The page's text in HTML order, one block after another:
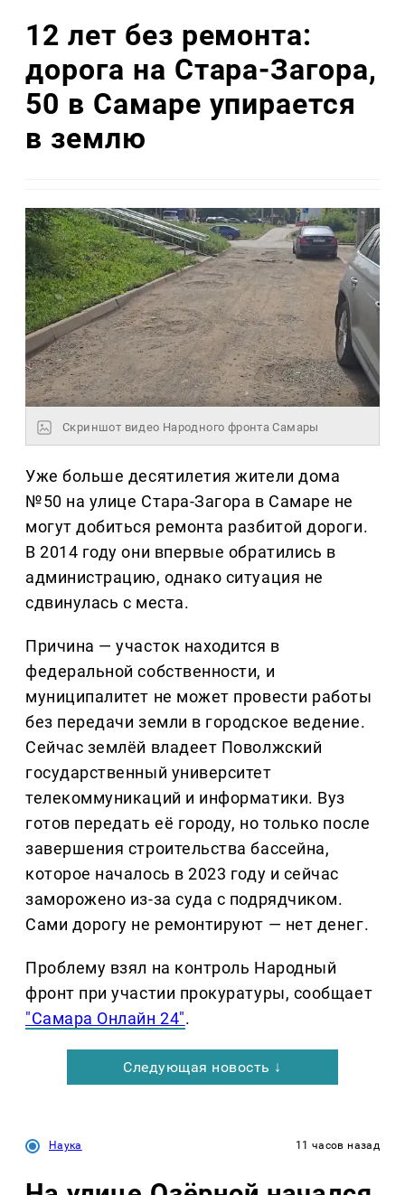
12 лет без ремонта:
дорога на Стара-Загора,
50 в Самаре упирается
в землю
Скриншот видео Народного фронта Самары
Уже больше десятилетия жители дома
№50 на улице Стара-Загора в Самаре не
могут добиться ремонта разбитой дороги.
В 2014 году они впервые обратились в
администрацию, однако ситуация не
сдвинулась с места.
Причина — участок находится в
федеральной собственности, и
муниципалитет не может провести работы
без передачи земли в городское ведение.
Сейчас землёй владеет Поволжский
государственный университет
телекоммуникаций и информатики. Вуз
готов передать её городу, но только после
завершения строительства бассейна,
которое началось в 2023 году и сейчас
заморожено из-за суда с подрядчиком.
Сами дорогу не ремонтируют — нет денег.
Проблему взял на контроль Народный
фронт при участии прокуратуры, сообщает
"Самара Онлайн 24".
Следующая новость ↓
Наука 11 часов назад